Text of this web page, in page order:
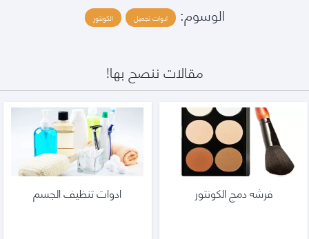
الوسوم: ادوات تجميل الكونتور
مقالات ننصح بها!
فرشه دمج الكونتور ادوات تنظيف الجسم